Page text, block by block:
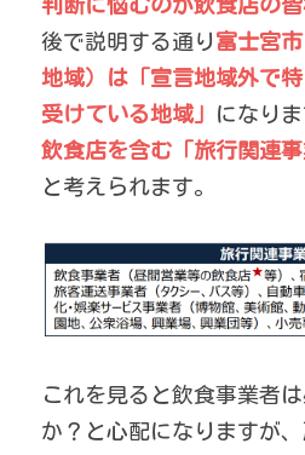
判断に悩むのが飲食店の
後で説明する通り 富士宮
地域）は「宣言地域外で
受けている地域」
になり
飲食店を含む「旅行関連
と考えられます。
これを見ると飲食事業者
か？と心配になりますが、